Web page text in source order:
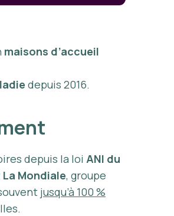
maisons d’accueil
depuis 2016.
depuis la loi ANI du
La Mondiale, groupe
jusqu’à 100 %